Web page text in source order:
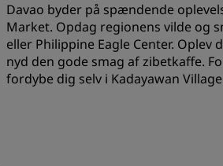
Davao byder på spændende
Market. Opdag regionens vilde og
eller Philippine Eagle Center.
nyd den gode smag af zibetkaffe.
fordybe dig selv i Kadayawan